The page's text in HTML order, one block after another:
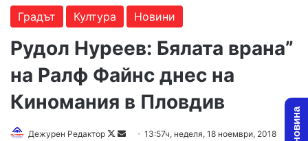
Градът Култура Новини
Рудол Нуреев: Бялата врана”
на Ралф Файнс днес на
Киномания в Пловдив
Дежурен Редактор
F
13:57ч, неделя, 18 ноември, 2018